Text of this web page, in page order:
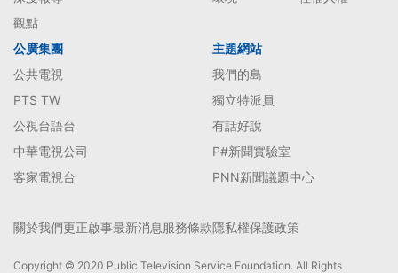
觀點
公廣集團
公共電視
PTS TW
公視台語台
中華電視公司
客家電視台
主題網站
我們的島
獨立特派員
有話好說
P#新聞實驗室
PNN新聞議題中心
關於我們更正啟事最新消息服務條款隱私權保護政策
Copyright © 2020 Public Television Service Foundation. All Rights